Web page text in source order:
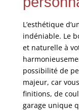
L’esthétique
indéniable. Le
et naturelle à
possibilité de
majeur, car
finitions, de
garage unique